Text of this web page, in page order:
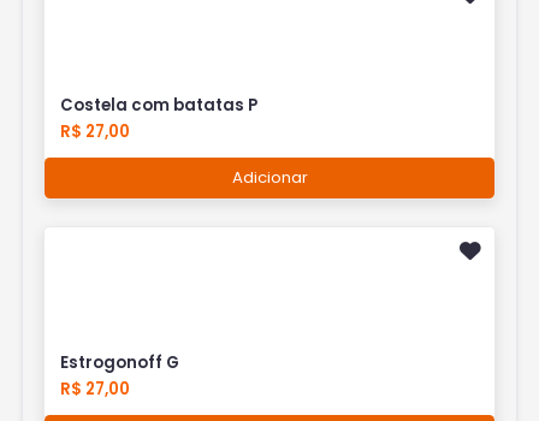
Costela com batatas P
R$ 27,00
Adicionar
Estrogonoff G
R$ 27,00